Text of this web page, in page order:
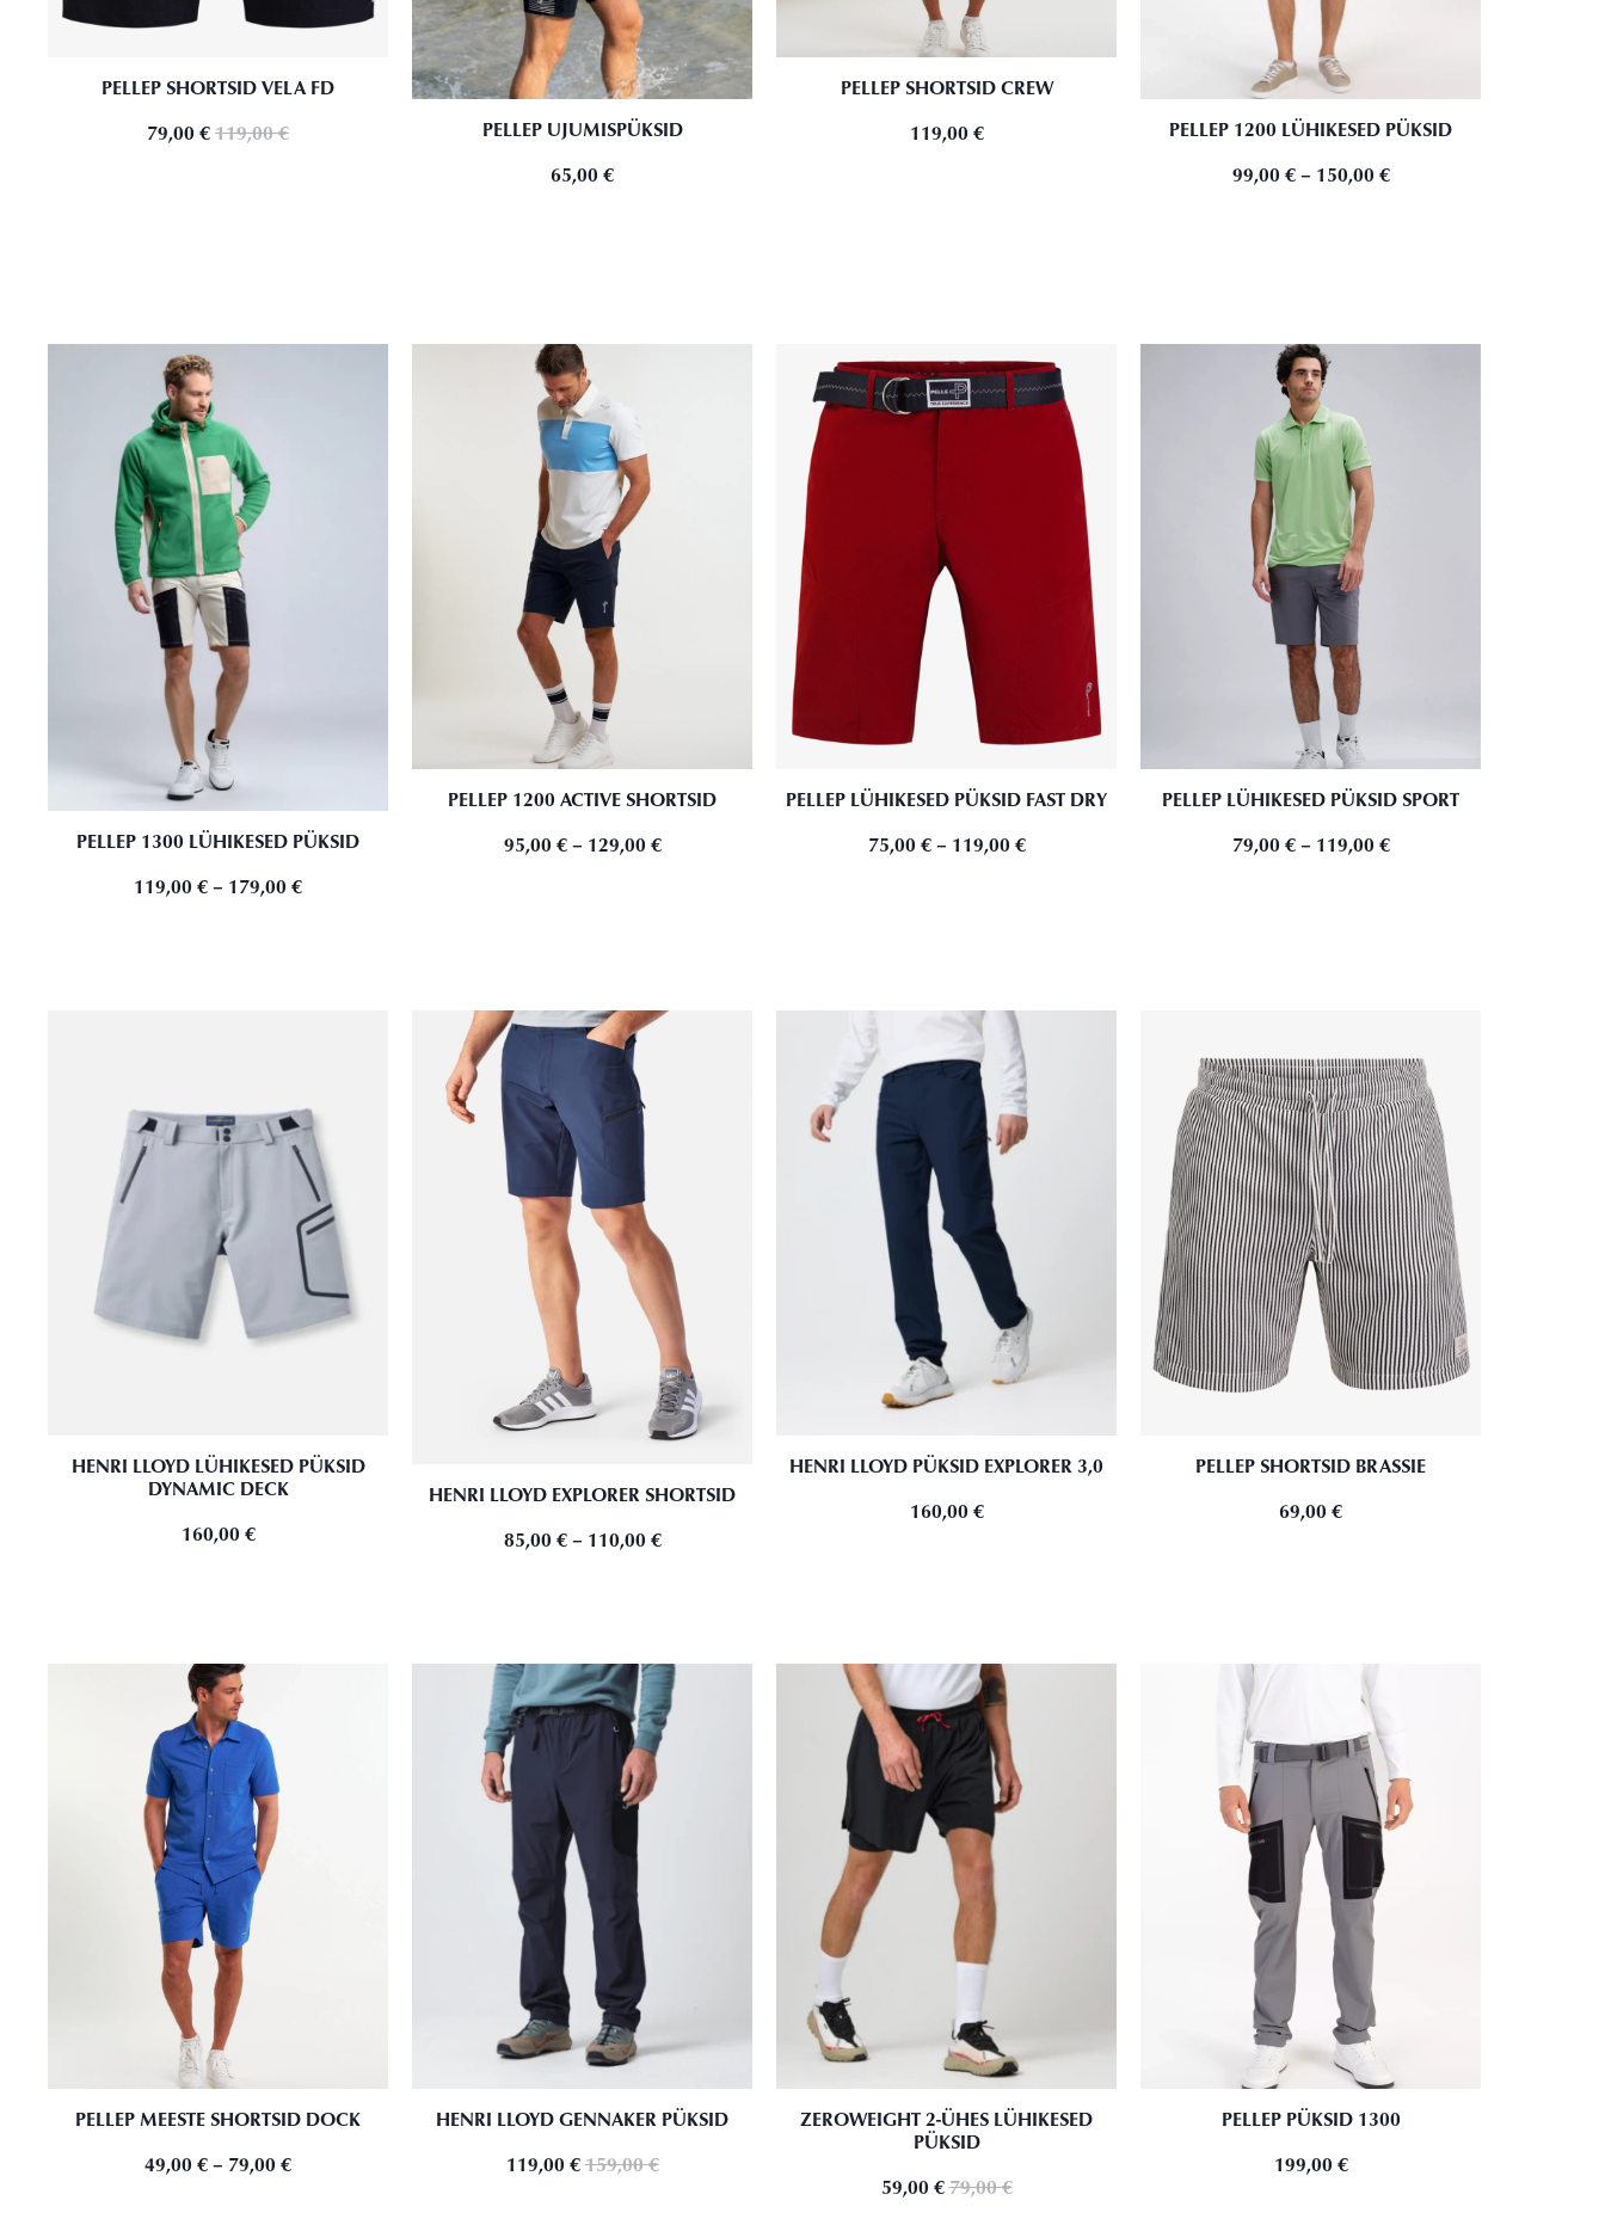
PELLEP SHORTSID VELA FD
79,00 €119,00€
PELLEP UJUMISPÜKSID
65,00 €
PELLEP SHORTSID CREW
119,00 €
PELLEP 1200 LÜHIKESED PÜKSID
99,00 € – 150,00 €
PELLEP 1300 LÜHIKESED PÜKSID
119,00 €– 179,00 €
PELLEP 1200 ACTIVE SHORTSID
95,00 € – 129,00 €
PELLEP LÜHIKESED PÜKSID FAST DRY
75,00 € – 119,00 €
PELLEP LÜHIKESED PÜKSID SPORT
79,00 € – 119,00 €
HENRI LLOYD LÜHIKESED PÜKSID
DYNAMIC DECK
160,00 €
HENRI LLOYD EXPLORER SHORTSID
85,00 € – 110,00 €
HENRI LLOYD PÜKSID EXPLORER 3,0
160,00 €
PELLEP SHORTSID BRASSIE
69,00 €
PELLEP MEESTE SHORTSID DOCK
49,00 €– 79,00 €
HENRI LLOYD GENNAKER PÜKSID
119,00 €159,00€
ZEROWEIGHT 2-ÜHES LÜHIKESED
PÜKSID
59,00 €79,00€
PELLEP PÜKSID 1300
199,00 €